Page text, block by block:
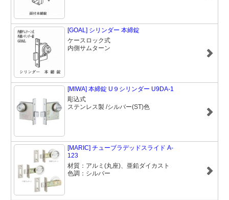
[GOAL] シリンダー 本締錠
ケースロック式
内側サムターン
[MIWA] 本締錠 U９シリンダー U9DA-1
彫込式
ステンレス製 /シルバー(ST)色
[MARIC] チューブラデッドスライド A-
123
材質：アルミ(丸座)、亜鉛ダイカスト
色調：シルバー